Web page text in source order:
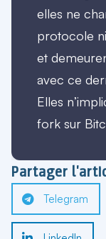
elles ne
protocole
et
avec ce
Elles
fork sur
Partager
Telegram